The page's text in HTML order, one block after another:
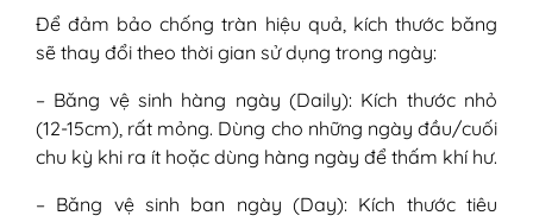
Để đảm bảo chống tràn hiệu quả, kích thước băng
sẽ thay đổi theo thời gian sử dụng trong ngày:
– Băng vệ sinh hàng ngày (Daily): Kích thước nhỏ
(12-15cm), rất mỏng. Dùng cho những ngày đầu/cuối
chu kỳ khi ra ít hoặc dùng hàng ngày để thấm khí hư.
– Băng vệ sinh ban ngày (Day): Kích thước tiêu